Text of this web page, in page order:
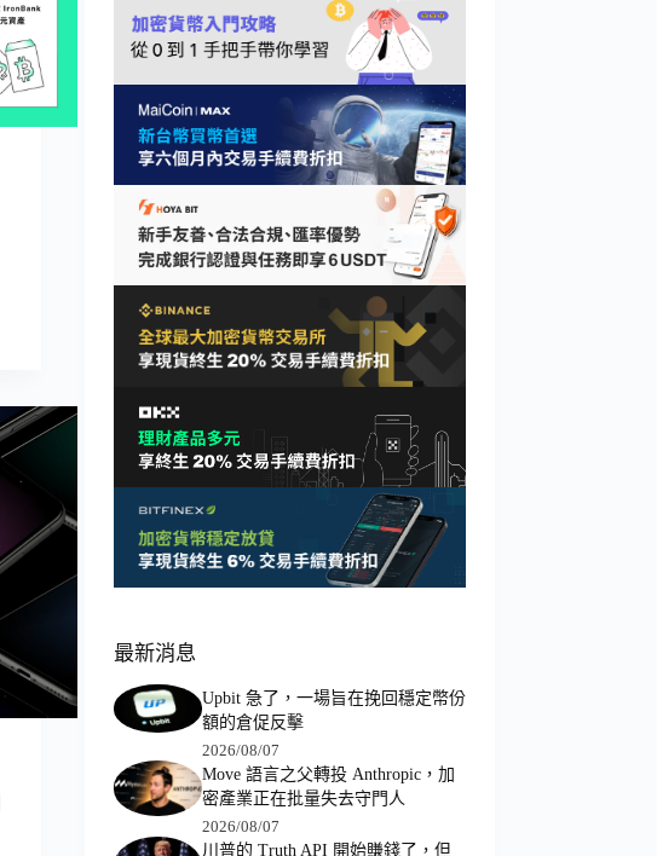
最新消息
Upbit 急了，一場旨在挽回穩定幣份
額的倉促反擊
2026/08/07
Move 語言之父轉投 Anthropic，加
密產業正在批量失去守門人
2026/08/07
川普的 Truth API 開始賺錢了，但